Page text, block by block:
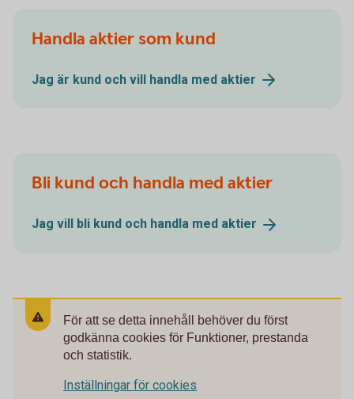
Handla aktier som kund
Jag är kund och vill handla med aktier
Bli kund och handla med aktier
Jag vill bli kund och handla med aktier
För att se detta innehåll behöver du först
godkänna cookies för Funktioner, prestanda
och statistik.
Inställningar för cookies